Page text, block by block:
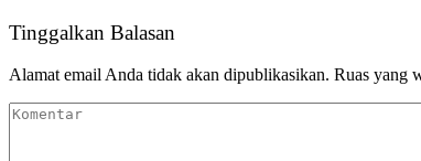
Tinggalkan Balasan
Alamat email Anda tidak akan dipublikasikan. Ruas yang